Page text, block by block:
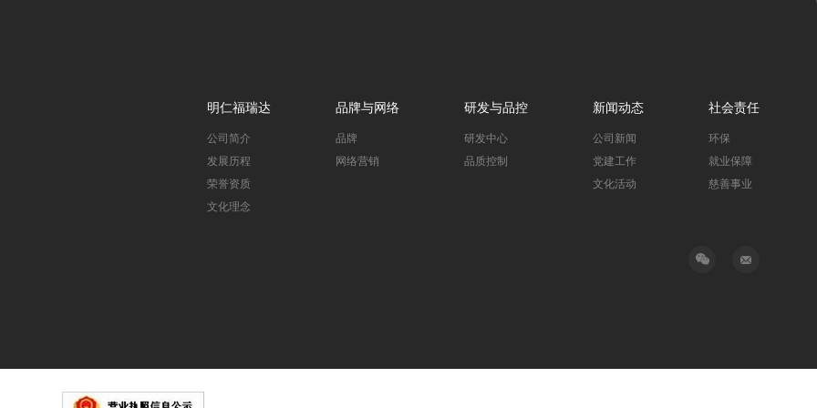
明仁福瑞达
公司简介
发展历程
荣誉资质
文化理念
品牌与网络
品牌
网络营销
研发与品控
研发中心
品质控制
新闻动态
公司新闻
党建工作
文化活动
社会责任
环保
就业保障
慈善事业